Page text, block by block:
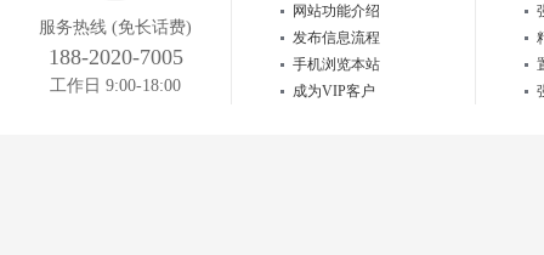
服务热线 (免长话费)
188-2020-7005
工作日 9:00-18:00
网站功能介绍
发布信息流程
手机浏览本站
成为VIP客户